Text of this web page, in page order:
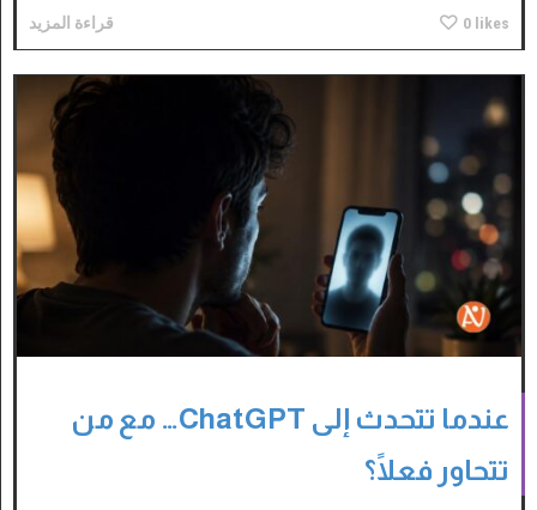
0 likes قراءة المزيد
عندما تتحدث إلى ChatGPT… مع من
تتحاور فعلًا؟